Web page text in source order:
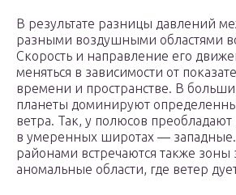
В результате разницы давлений
разными воздушными областями
Скорость и направление его
меняться в зависимости от
времени и пространстве. В
планеты доминируют
ветра. Так, у полюсов преобладают
в умеренных широтах — западные.
районами встречаются также зоны
аномальные области, где ветер